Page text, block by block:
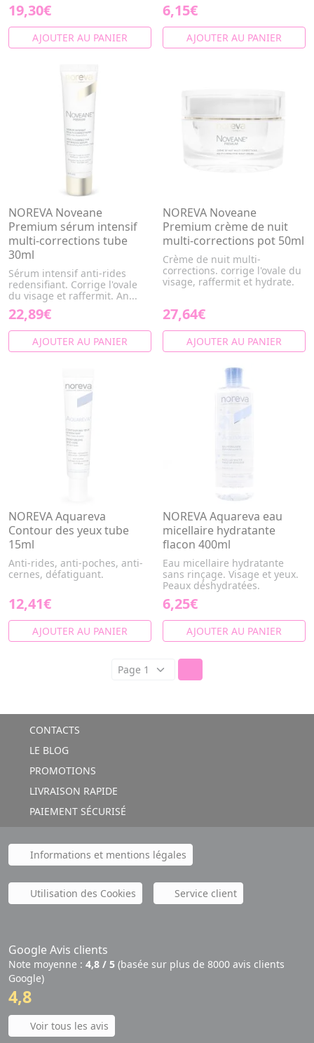
19,30€
AJOUTER AU PANIER
6,15€
AJOUTER AU PANIER
NOREVA Noveane
Premium sérum intensif
multi-corrections tube
30ml
Sérum intensif anti-rides
redensifiant. Corrige l'ovale
du visage et raffermit. An...
22,89€
AJOUTER AU PANIER
NOREVA Noveane
Premium crème de nuit
multi-corrections pot 50ml
Crème de nuit multi-
corrections. corrige l'ovale du
visage, raffermit et hydrate.
27,64€
AJOUTER AU PANIER
NOREVA Aquareva
Contour des yeux tube
15ml
Anti-rides, anti-poches, anti-
cernes, défatiguant.
12,41€
AJOUTER AU PANIER
NOREVA Aquareva eau
micellaire hydratante
flacon 400ml
Eau micellaire hydratante
sans rinçage. Visage et yeux.
Peaux déshydratées.
6,25€
AJOUTER AU PANIER
CONTACTS
LE BLOG
PROMOTIONS
LIVRAISON RAPIDE
PAIEMENT SÉCURISÉ
Informations et mentions légales
Utilisation des Cookies Service client
Google Avis clients
Note moyenne : 4,8 / 5 (basée sur plus de 8000 avis clients
Google)
4,8
Voir tous les avis